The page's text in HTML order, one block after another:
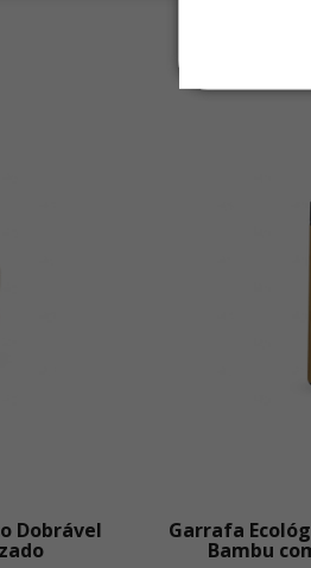
Dobrável Garrafa
Bambu